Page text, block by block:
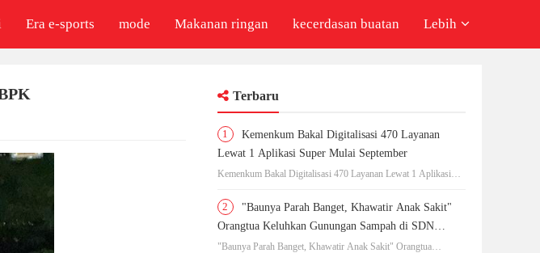
Era e-sports mode Makanan ringan kecerdasan buatan Lebih
Terbaru
1
Kemenkum Bakal Digitalisasi 470 Layanan
Lewat 1 Aplikasi Super Mulai September
Kemenkum Bakal Digitalisasi 470 Layanan Lewat 1 Aplikasi
2
"Baunya Parah Banget, Khawatir Anak Sakit"
Orangtua Keluhkan Gunungan Sampah di SDN
Kedaung Kali Angke
"Baunya Parah Banget, Khawatir Anak Sakit" Orangtua